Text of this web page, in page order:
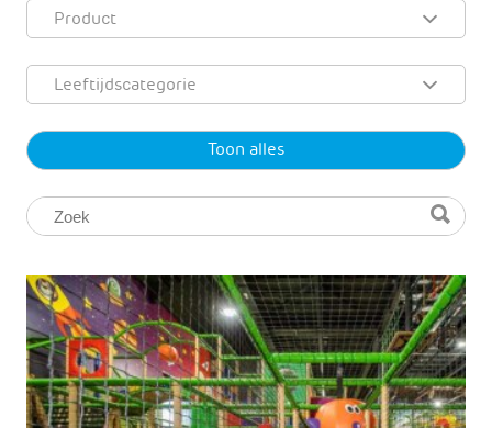
Product
Leeftijdscategorie
Toon alles